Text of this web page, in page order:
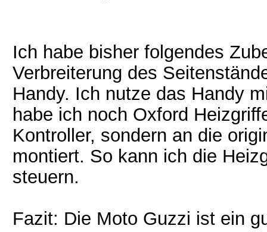
Ich habe bisher folgendes
Verbreiterung des
Handy. Ich nutze das Handy
habe ich noch Oxford
Kontroller, sondern an die
montiert. So kann ich die
steuern.
Fazit: Die Moto Guzzi ist ein